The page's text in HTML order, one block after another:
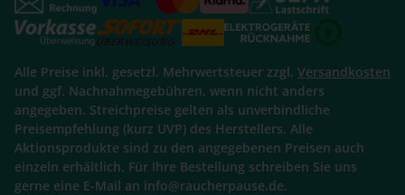
Alle Preise inkl. gesetzl. Mehrwertsteuer zzgl. Versandkosten
und ggf. Nachnahmegebühren, wenn nicht anders
angegeben. Streichpreise gelten als unverbindliche
Preisempfehlung (kurz UVP) des Herstellers. Alle
Aktionsprodukte sind zu den angegebenen Preisen auch
einzeln erhältlich. Für Ihre Bestellung schreiben Sie uns
gerne eine E-Mail an info@raucherpause.de.